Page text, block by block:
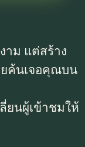
าม แต่สร้าง
ยค้นเจอคุณบน
ยนผู้เข้าชมให้